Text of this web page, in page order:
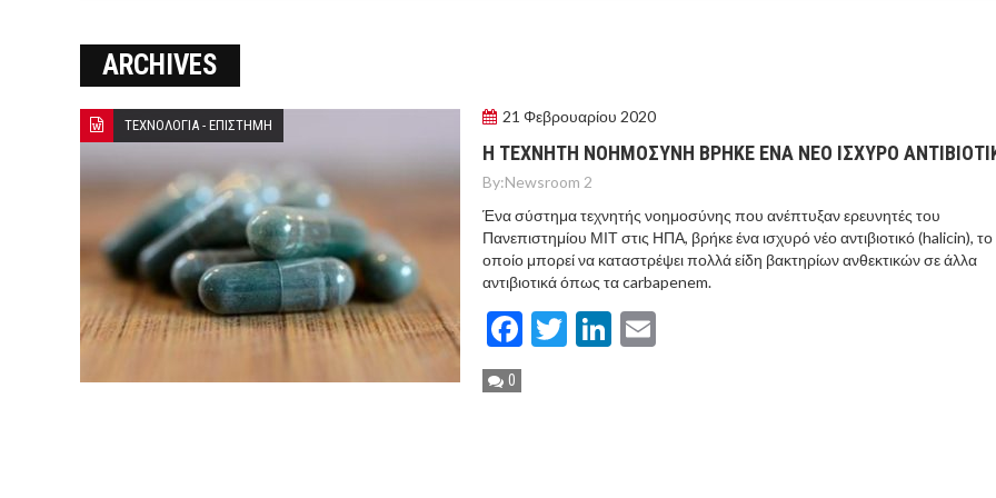
ARCHIVES
ΤΕΧΝΟΛΟΓΙΑ - ΕΠΙΣΤΗΜΗ 21 Φεβρουαρίου 2020
Η ΤΕΧΝΗΤΗ ΝΟΗΜΟΣΥΝΗ ΒΡΗΚΕ ΕΝΑ ΝΕΟ ΙΣΧΥΡΟ
By:Newsroom 2
Ένα σύστημα τεχνητής νοημοσύνης που ανέπτυξαν ερευνητές του
Πανεπιστημίου ΜΙΤ στις ΗΠΑ, βρήκε ένα ισχυρό νέο αντιβιοτικό (halicin), το
οποίο μπορεί να καταστρέψει πολλά είδη βακτηρίων ανθεκτικών σε άλλα
αντιβιοτικά όπως τα carbapenem.
Facebook
TwitterLinkedIn
0